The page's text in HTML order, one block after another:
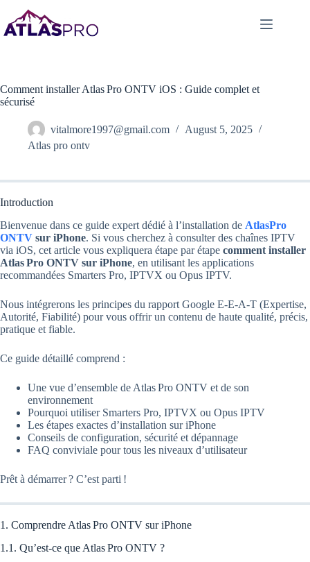
Comment installer Atlas Pro ONTV iOS : Guide complet et
sécurisé
vitalmore1997@gmail.com
August 5, 2025
Atlas pro ontv
Introduction
Bienvenue dans ce guide expert dédié à l’installation de AtlasPro
ONTV sur iPhone. Si vous cherchez à consulter des chaînes IPTV
via iOS, cet article vous expliquera étape par étape comment installer
Atlas Pro ONTV sur iPhone, en utilisant les applications
recommandées Smarters Pro, IPTVX ou Opus IPTV.
Nous intégrerons les principes du rapport Google E‑E‑A‑T (Expertise,
Autorité, Fiabilité) pour vous offrir un contenu de haute qualité, précis,
pratique et fiable.
Ce guide détaillé comprend :
Une vue d’ensemble de Atlas Pro ONTV et de son
environnement
Pourquoi utiliser Smarters Pro, IPTVX ou Opus IPTV
Les étapes exactes d’installation sur iPhone
Conseils de configuration, sécurité et dépannage
FAQ conviviale pour tous les niveaux d’utilisateur
Prêt à démarrer ? C’est parti !
1. Comprendre Atlas Pro ONTV sur iPhone
1.1. Qu’est-ce que Atlas Pro ONTV ?